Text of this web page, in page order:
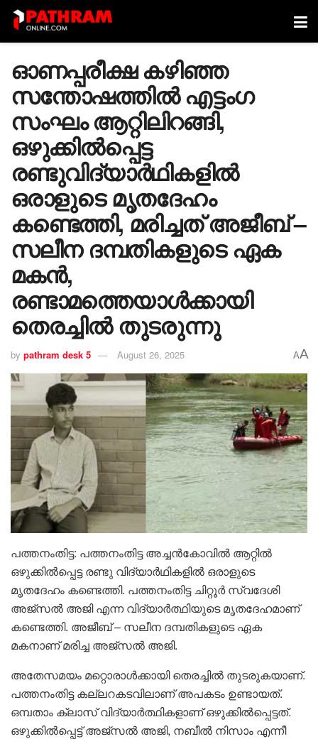
ഓണപ്പരീക്ഷ കഴിഞ്ഞ
സന്തോഷത്തിൽ എട്ടം​ഗ
സംഘം ആറ്റിലിറങ്ങി,
ഒഴുക്കിൽപ്പെട്ട
രണ്ടുവിദ്യാർഥികളിൽ
ഒരാളുടെ മൃതദേഹം
കണ്ടെത്തി, മരിച്ചത് അജീബ് –
സലീന ദമ്പതികളുടെ ഏക
മകൻ,
രണ്ടാമത്തെയാൾക്കായി
തെരച്ചിൽ തുടരുന്നു
by pathram desk 5 August 26, 2025 AA
പത്തനംതിട്ട: പത്തനംതിട്ട അച്ചൻകോവിൽ ആറ്റിൽ
ഒഴുക്കിൽപ്പെട്ട രണ്ടു വിദ്യാർഥികളിൽ ഒരാളുടെ
മൃതദേഹം കണ്ടെത്തി. പത്തനംതിട്ട ചിറ്റൂർ സ്വദേശി
അജ്സൽ അജി എന്ന വിദ്യാർത്ഥിയുടെ മൃതദേഹമാണ്
കണ്ടെത്തി. അജീബ് – സലീന ദമ്പതികളുടെ ഏക
മകനാണ് മരിച്ച അജ്സൽ അജി.
അതേസമയം മറ്റൊരാൾക്കായി തെരച്ചിൽ തുടരുകയാണ്.
പത്തനംതിട്ട കല്ലറകടവിലാണ് അപകടം ഉണ്ടായത്.
ഒമ്പതാം ക്ലാസ് വിദ്യാർത്ഥികളാണ് ഒഴുക്കിൽപ്പെട്ടത്.
ഒഴുക്കിൽപ്പെട്ട് അജ്‌സൽ അജി, നബീൽ നിസാം എന്നീ